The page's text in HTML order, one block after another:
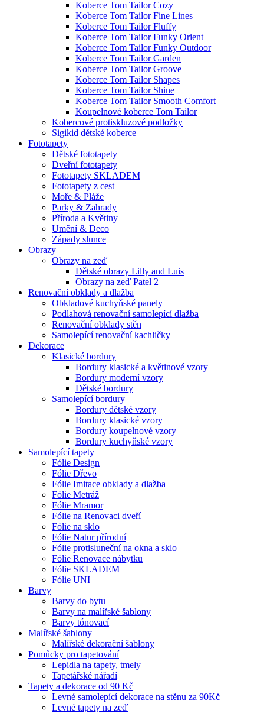
Koberce Tom Tailor Cozy
Koberce Tom Tailor Fine Lines
Koberce Tom Tailor Fluffy
Koberce Tom Tailor Funky Orient
Koberce Tom Tailor Funky Outdoor
Koberce Tom Tailor Garden
Koberce Tom Tailor Groove
Koberce Tom Tailor Shapes
Koberce Tom Tailor Shine
Koberce Tom Tailor Smooth Comfort
Koupelnové koberce Tom Tailor
Kobercové protiskluzové podložky
Sigikid dětské koberce
Fototapety
Dětské fototapety
Dveřní fototapety
Fototapety SKLADEM
Fototapety z cest
Moře & Pláže
Parky & Zahrady
Příroda a Květiny
Umění & Deco
Západy slunce
Obrazy
Obrazy na zeď
Dětské obrazy Lilly and Luis
Obrazy na zeď Patel 2
Renovační obklady a dlažba
Obkladové kuchyňské panely
Podlahová renovační samolepící dlažba
Renovační obklady stěn
Samolepící renovační kachličky
Dekorace
Klasické bordury
Bordury klasické a květinové vzory
Bordury moderní vzory
Dětské bordury
Samolepící bordury
Bordury dětské vzory
Bordury klasické vzory
Bordury koupelnové vzory
Bordury kuchyňské vzory
Samolepící tapety
Fólie Design
Fólie Dřevo
Fólie Imitace obklady a dlažba
Fólie Metráž
Fólie Mramor
Fólie na Renovaci dveří
Fólie na sklo
Fólie Natur přírodní
Fólie protisluneční na okna a sklo
Fólie Renovace nábytku
Fólie SKLADEM
Fólie UNI
Barvy
Barvy do bytu
Barvy na malířské šablony
Barvy tónovací
Malířské šablony
Malířské dekorační šablony
Pomůcky pro tapetování
Lepidla na tapety, tmely
Tapetářské nářadí
Tapety a dekorace od 90 Kč
Levné samolepící dekorace na stěnu za 90Kč
Levné tapety na zeď